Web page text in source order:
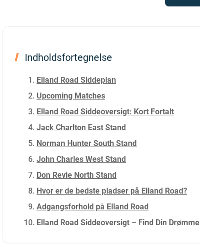
Indholdsfortegnelse
Elland Road Siddeplan
Upcoming Matches
Elland Road Siddeoversigt: Kort Fortalt
Jack Charlton East Stand
Norman Hunter South Stand
John Charles West Stand
Don Revie North Stand
Hvor er de bedste pladser på Elland Road?
Adgangsforhold på Elland Road
Elland Road Siddeoversigt – Find Din